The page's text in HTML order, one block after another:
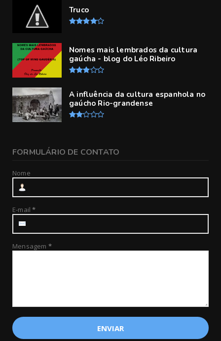
Truco
Nomes mais lembrados da cultura
gaúcha - blog do Léo Ribeiro
A influência da cultura espanhola no
gaúcho Rio-grandense
FORMULÁRIO DE CONTATO
Nome
E-mail*
Mensagem *